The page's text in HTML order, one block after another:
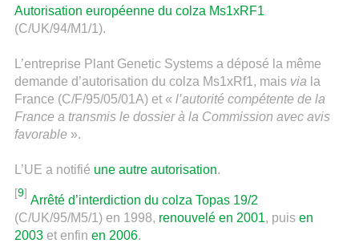
Autorisation européenne du colza Ms1xRF1
(C/UK/94/M1/1).
L’entreprise Plant Genetic Systems a déposé la même
demande d’autorisation du colza Ms1xRf1, mais via la
France (C/F/95/05/01A) et « l’autorité compétente de la
France a transmis le dossier à la Commission avec avis
favorable».
L’UE a notifié une autre autorisation.
[9]
Arrêté d’interdiction du colza Topas 19/2
(C/UK/95/M5/1) en 1998, renouvelé en 2001, puis en
2003et enfin en 2006.